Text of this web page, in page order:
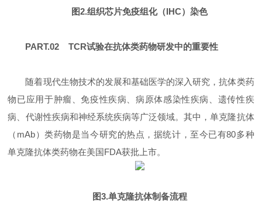
图2.组织芯片免疫组化（IHC）染色
PART.02 TCR试验在抗体类药物研发中的重要性
随着现代生物技术的发展和基础医学的深入研究，抗体类药
物已应用于肿瘤、免疫性疾病、病原体感染性疾病、遗传性疾
病、代谢性疾病和神经系统疾病等广泛领域。其中，单克隆抗体
（mAb）类药物是当今研究的热点，据统计，至今已有80多种
单克隆抗体类药物在美国FDA获批上市。
图3.单克隆抗体制备流程